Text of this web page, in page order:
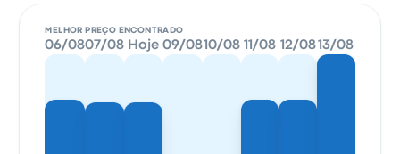
MELHOR PREÇO ENCONTRADO
06/0807/08 Hoje 09/0810/08 11/08 12/0813/08